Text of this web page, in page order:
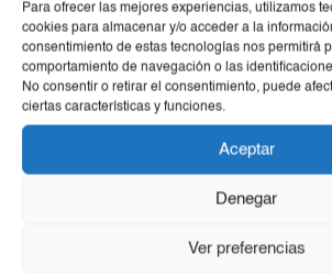
Para ofrecer las mejores experiencias, utilizamos
cookies para almacenar y/o acceder a la
consentimiento de estas tecnologías nos permitirá
comportamiento de navegación o las
No consentir o retirar el consentimiento, puede
ciertas características y funciones.
Aceptar
Denegar
Ver preferencias
Productos Relacionados